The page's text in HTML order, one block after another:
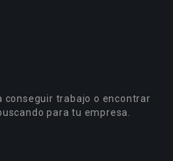
conseguir trabajo o encontrar
para tu empresa.